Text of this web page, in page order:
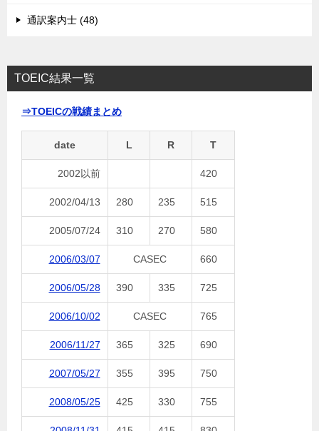
通訳案内士 (48)
TOEIC結果一覧
⇒TOEICの戦績まとめ
date L R T
2002以前 420
2002/04/13 280 235 515
2005/07/24 310 270 580
2006/03/07 CASEC 660
2006/05/28 390 335 725
2006/10/02 CASEC 765
2006/11/27 365 325 690
2007/05/27 355 395 750
2008/05/25 425 330 755